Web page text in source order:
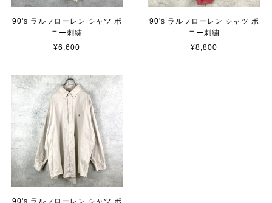
90's ラルフローレン シャツ ポ
ニー刺繍
¥6,600
90's ラルフローレン シャツ ポ
ニー刺繍
¥8,800
90's ラルフローレン シャツ ポ